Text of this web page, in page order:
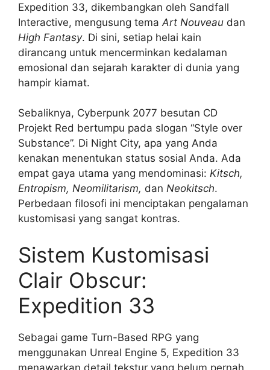
Expedition 33, dikembangkan oleh Sandfall
Interactive, mengusung tema Art Nouveau dan
High Fantasy. Di sini, setiap helai kain
dirancang untuk mencerminkan kedalaman
emosional dan sejarah karakter di dunia yang
hampir kiamat.
Sebaliknya, Cyberpunk 2077 besutan CD
Projekt Red bertumpu pada slogan “Style over
Substance”. Di Night City, apa yang Anda
kenakan menentukan status sosial Anda. Ada
empat gaya utama yang mendominasi: Kitsch,
Entropism, Neomilitarism, dan Neokitsch.
Perbedaan filosofi ini menciptakan pengalaman
kustomisasi yang sangat kontras.
Sistem Kustomisasi
Clair Obscur:
Expedition 33
Sebagai game Turn-Based RPG yang
menggunakan Unreal Engine 5, Expedition 33
menawarkan detail tekstur yang belum pernah